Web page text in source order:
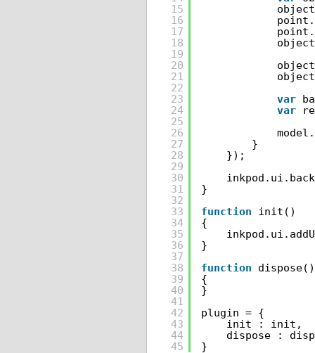
15
16
17
18
19
20
21
22
23
24
25
26
27
28
29
30
31
32
33
34
35
36
37
38
39
40
41
42
43
44
45
var
var
}
});
}
function
init()
{
}
function
dispose()
{
}
plugin = {
init : init,
dispose :
}